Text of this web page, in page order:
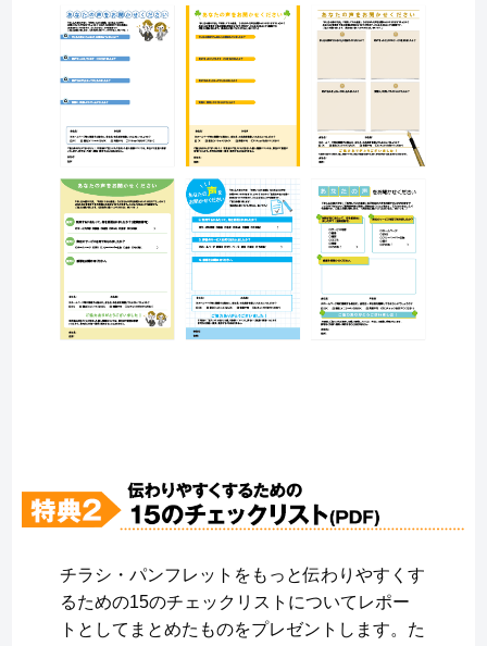
チラシ・パンフレットをもっと伝わりやすくす
るための15のチェックリストについてレポー
トとしてまとめたものをプレゼントします。た